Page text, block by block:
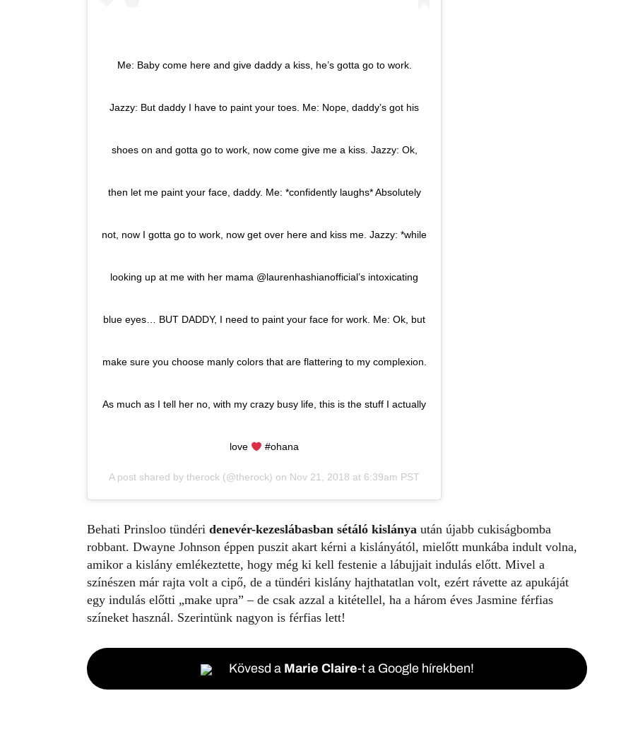
Me: Baby come here and give daddy a kiss, he’s gotta go to work.
Jazzy: But daddy I have to paint your toes. Me: Nope, daddy’s got his
shoes on and gotta go to work, now come give me a kiss. Jazzy: Ok,
then let me paint your face, daddy. Me: *confidently laughs* Absolutely
not, now I gotta go to work, now get over here and kiss me. Jazzy: *while
looking up at me with her mama @laurenhashianofficial’s intoxicating
blue eyes… BUT DADDY, I need to paint your face for work. Me: Ok, but
make sure you choose manly colors that are flattering to my complexion.
As much as I tell her no, with my crazy busy life, this is the stuff I actually
love #ohana
A post shared by therock (@therock) on Nov 21, 2018 at 6:39am PST
Behati Prinsloo tündéri denevér-kezeslábasban sétáló kislánya után újabb cukiságbomba
robbant. Dwayne Johnson éppen puszit akart kérni a kislányától, mielőtt munkába indult volna,
amikor a kislány emlékeztette, hogy még ki kell festenie a lábujjait indulás előtt. Mivel a
színészen már rajta volt a cipő, de a tündéri kislány hajthatatlan volt, ezért rávette az apukáját
egy indulás előtti „make upra” – de csak azzal a kitétellel, ha a három éves Jasmine férfias
színeket használ. Szerintünk nagyon is férfias lett!
Kövesd a Marie Claire-t a Google hírekben!